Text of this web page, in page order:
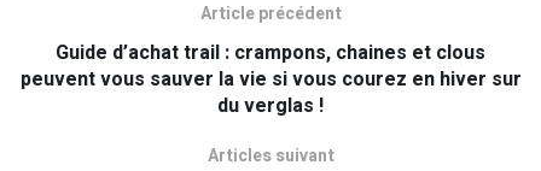
Article précédent
Guide d’achat trail : crampons, chaines et clous
peuvent vous sauver la vie si vous courez en hiver sur
du verglas !
Articles suivant